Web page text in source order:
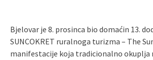
Bjelovar je 8. prosinca bio domaćin 13.
SUNCOKRET ruralnoga turizma – The
manifestacije koja tradicionalno okuplja